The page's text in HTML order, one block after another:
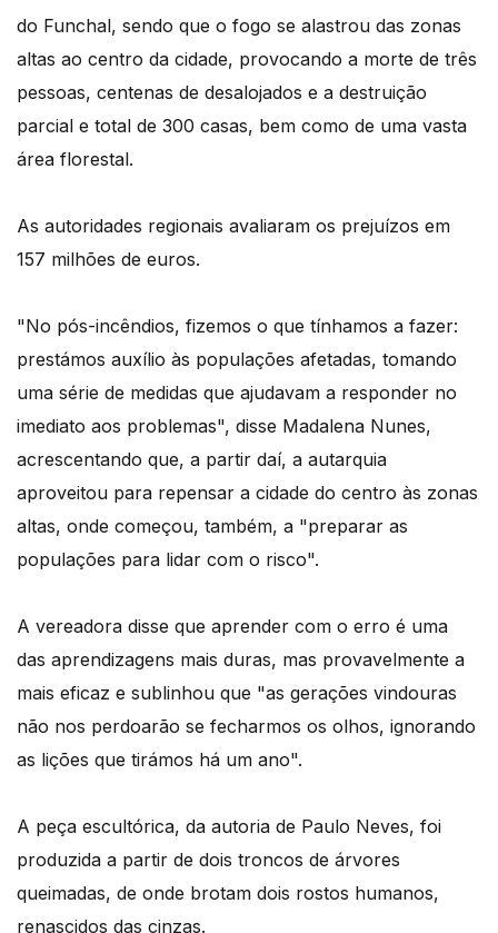
do Funchal, sendo que o fogo se alastrou das zonas
altas ao centro da cidade, provocando a morte de três
pessoas, centenas de desalojados e a destruição
parcial e total de 300 casas, bem como de uma vasta
área florestal.
As autoridades regionais avaliaram os prejuízos em
157 milhões de euros.
"No pós-incêndios, fizemos o que tínhamos a fazer:
prestámos auxílio às populações afetadas, tomando
uma série de medidas que ajudavam a responder no
imediato aos problemas", disse Madalena Nunes,
acrescentando que, a partir daí, a autarquia
aproveitou para repensar a cidade do centro às zonas
altas, onde começou, também, a "preparar as
populações para lidar com o risco".
A vereadora disse que aprender com o erro é uma
das aprendizagens mais duras, mas provavelmente a
mais eficaz e sublinhou que "as gerações vindouras
não nos perdoarão se fecharmos os olhos, ignorando
as lições que tirámos há um ano".
A peça escultórica, da autoria de Paulo Neves, foi
produzida a partir de dois troncos de árvores
queimadas, de onde brotam dois rostos humanos,
renascidos das cinzas.